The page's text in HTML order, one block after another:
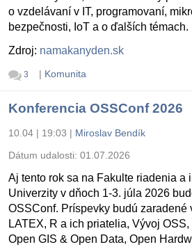
o vzdelávaní v IT, programovaní,
bezpečnosti, IoT a o ďalších témach.
Zdroj: namakanyden.sk
3 | Komunita
Konferencia OSSConf 2026
10.04 | 19:03 | Miroslav Bendík
Dátum udalosti: 01.07.2026
Aj tento rok sa na Fakulte riadenia a
Univerzity v dňoch 1-3. júla 2026
OSSConf. Príspevky budú zaradené
LATEX, R a ich priatelia, Vývoj
Open GIS & Open Data, Open